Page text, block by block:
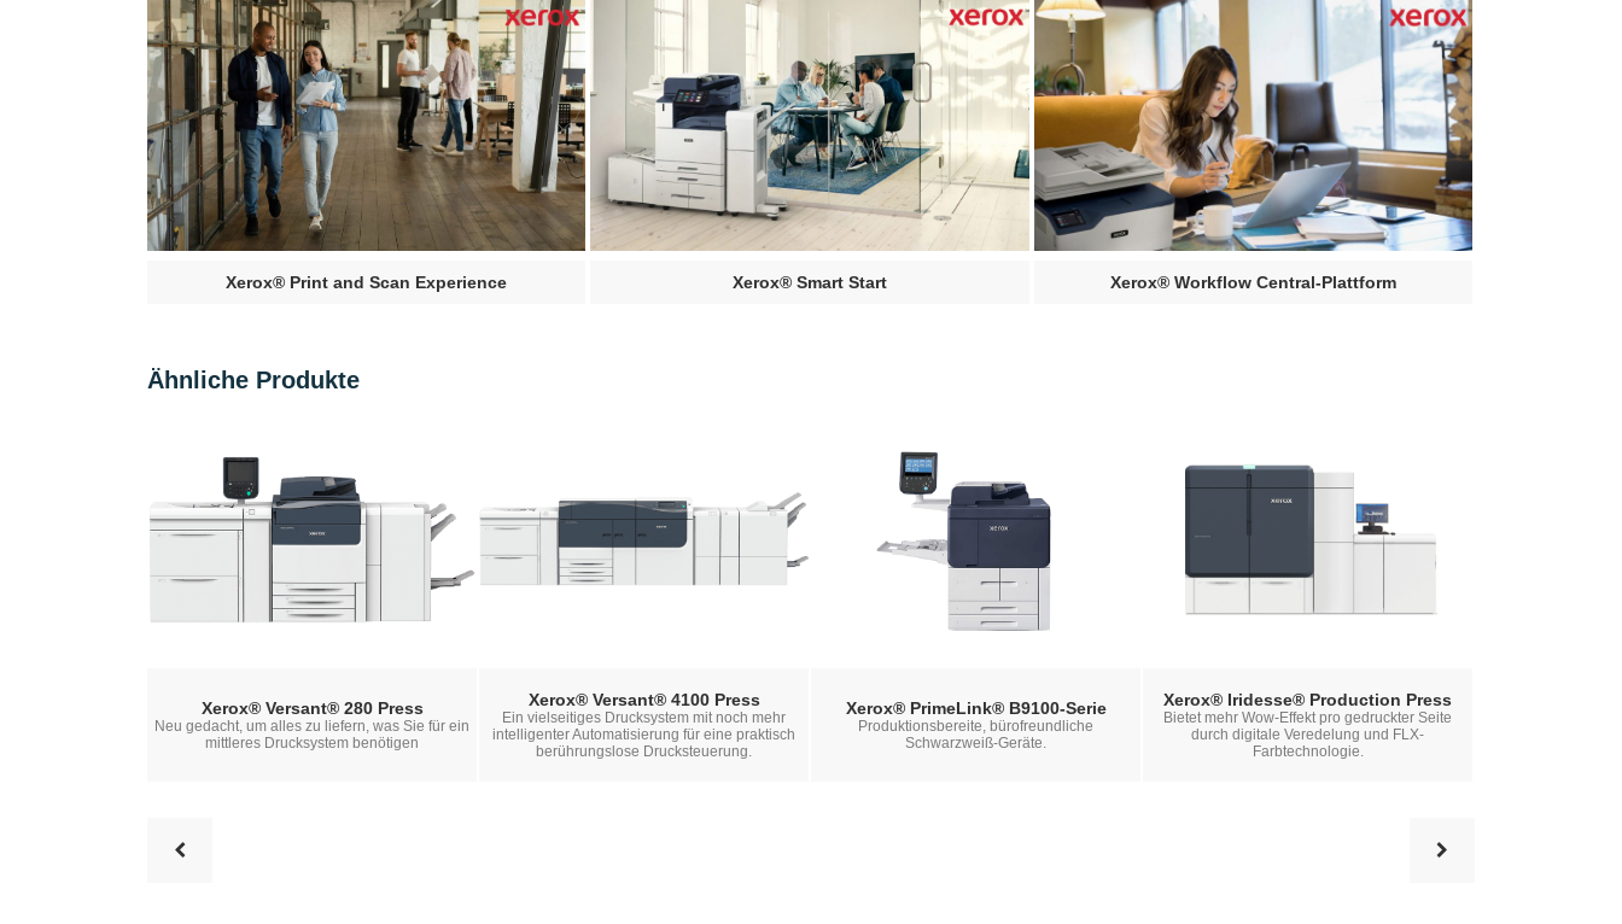
Xerox® Print and Scan Experience Xerox® Smart Start Xerox® Workflow Central-Plattform
Ähnliche Produkte
Xerox® Versant® 280 Press
Neu gedacht, um alles zu liefern, was Sie für ein
mittleres Drucksystem benötigen
Xerox® Versant® 4100 Press
Ein vielseitiges Drucksystem mit noch mehr
intelligenter Automatisierung für eine praktisch
berührungslose Drucksteuerung.
Xerox® PrimeLink® B9100-Serie
Produktionsbereite, bürofreundliche
Schwarzweiß-Geräte.
Xerox® Iridesse® Production Press
Bietet mehr Wow-Effekt pro gedruckter Seite
durch digitale Veredelung und FLX-
Farbtechnologie.